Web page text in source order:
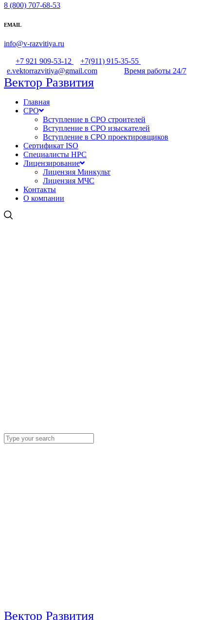
8 (800) 707-68-53
EMAIL
info@v-razvitiya.ru
+7 921 909-53-12
+7(911) 915-35-55
e.vektorrazvitiya@gmail.com
Время работы 24/7
Вектор Развития
Главная
СРО
Вступление в СРО строителей
Вступление в СРО изыскателей
Вступление в СРО проектировщиков
Сертификат ISO
Специалисты НРС
Лицензирование
Лицензия Минкульт
Лицензия МЧС
Контакты
О компании
Вектор Развития